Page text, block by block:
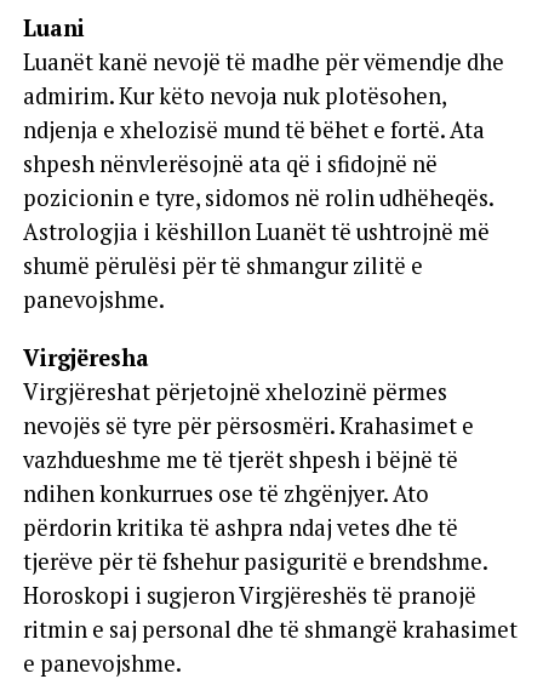
Luani
Luanët kanë nevojë të madhe për vëmendje dhe
admirim. Kur këto nevoja nuk plotësohen,
ndjenja e xhelozisë mund të bëhet e fortë. Ata
shpesh nënvlerësojnë ata që i sfidojnë në
pozicionin e tyre, sidomos në rolin udhëheqës.
Astrologjia i këshillon Luanët të ushtrojnë më
shumë përulësi për të shmangur zilitë e
panevojshme.
Virgjëresha
Virgjëreshat përjetojnë xhelozinë përmes
nevojës së tyre për përsosmëri. Krahasimet e
vazhdueshme me të tjerët shpesh i bëjnë të
ndihen konkurrues ose të zhgënjyer. Ato
përdorin kritika të ashpra ndaj vetes dhe të
tjerëve për të fshehur pasiguritë e brendshme.
Horoskopi i sugjeron Virgjëreshës të pranojë
ritmin e saj personal dhe të shmangë krahasimet
e panevojshme.